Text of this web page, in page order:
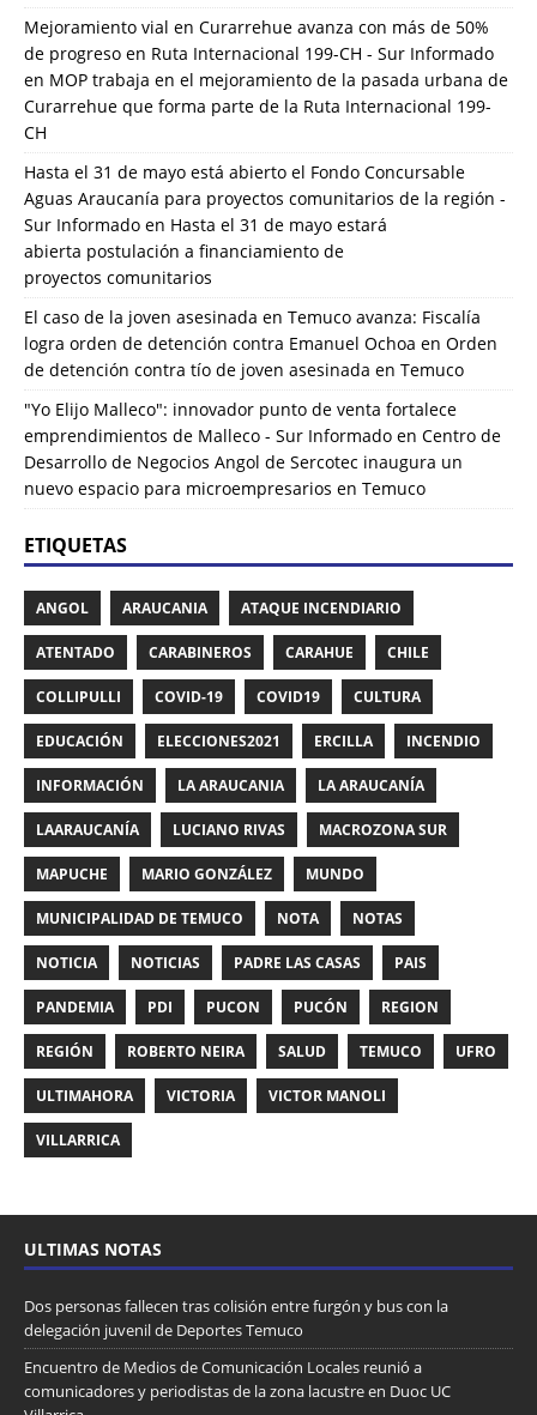
Mejoramiento vial en Curarrehue avanza con más de 50%
de progreso en Ruta Internacional 199-CH - Sur Informado
en MOP trabaja en el mejoramiento de la pasada urbana de
Curarrehue que forma parte de la Ruta Internacional 199-
CH
Hasta el 31 de mayo está abierto el Fondo Concursable
Aguas Araucanía para proyectos comunitarios de la región -
Sur Informado en Hasta el 31 de mayo estará
abierta postulación a financiamiento de
proyectos comunitarios
El caso de la joven asesinada en Temuco avanza: Fiscalía
logra orden de detención contra Emanuel Ochoa en Orden
de detención contra tío de joven asesinada en Temuco
"Yo Elijo Malleco": innovador punto de venta fortalece
emprendimientos de Malleco - Sur Informado en Centro de
Desarrollo de Negocios Angol de Sercotec inaugura un
nuevo espacio para microempresarios en Temuco
ETIQUETAS
ANGOL ARAUCANIA ATAQUE INCENDIARIO
ATENTADO CARABINEROS CARAHUE CHILE
COLLIPULLI COVID-19 COVID19 CULTURA
EDUCACIÓN ELECCIONES2021 ERCILLA INCENDIO
INFORMACIÓN LA ARAUCANIA LA ARAUCANÍA
LAARAUCANÍA LUCIANO RIVAS MACROZONA SUR
MAPUCHE MARIO GONZÁLEZ MUNDO
MUNICIPALIDAD DE TEMUCO NOTA NOTAS
NOTICIA NOTICIAS PADRE LAS CASAS PAIS
PANDEMIA PDI PUCON PUCÓN REGION
REGIÓN ROBERTO NEIRA SALUD TEMUCO UFRO
ULTIMAHORA VICTORIA VICTOR MANOLI
VILLARRICA
ULTIMAS NOTAS
Dos personas fallecen tras colisión entre furgón y bus con la
delegación juvenil de Deportes Temuco
Encuentro de Medios de Comunicación Locales reunió a
comunicadores y periodistas de la zona lacustre en Duoc UC